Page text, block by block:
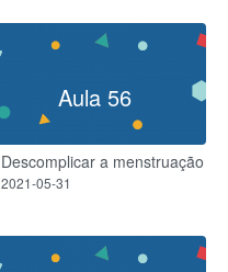
Aula 56
Descomplicar a menstruação
2021-05-31